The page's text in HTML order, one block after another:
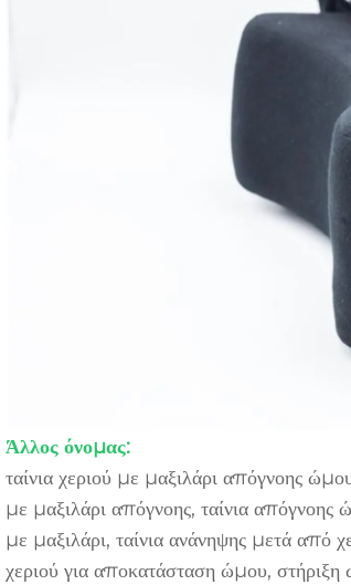
Άλλος όνομας:
ταίνια χεριού με μαξιλάρι απόγνοης
με μαξιλάρι απόγνοης, ταίνια απόγνοης
με μαξιλάρι, ταίνια ανάνηψης μετά από
χεριού για αποκατάσταση ώμου, στήριξη